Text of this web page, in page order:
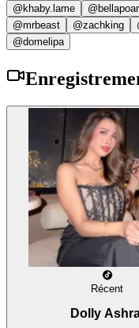
@khaby.lame
@mrbeast
@zachking
@domelipa
Récent
Dolly